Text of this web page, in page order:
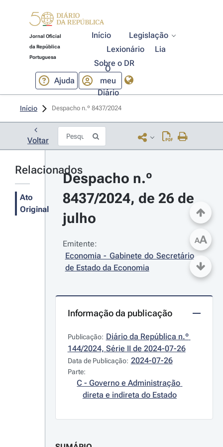
Jornal Oficial
da República
Portuguesa
Início
Legislação
Lexionário
Lia
Sobre o DR
Ajuda
O
meu
Diário
Início Despacho n.º 8437/2024
Voltar
Relacionados
Ato
Original
Despacho n.º
8437/2024, de 26 de
julho
Emitente:
Economia - Gabinete do Secretário
de Estado da Economia
Informação da publicação
Publicação: Diário da República n.º
144/2024, Série II de 2024-07-26
Data de Publicação: 2024-07-26
Parte:
C - Governo e Administração
direta e indireta do Estado
AA